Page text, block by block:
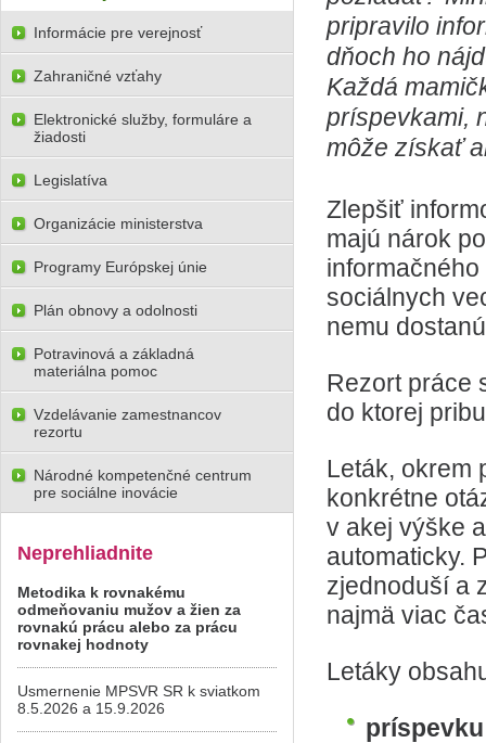
pripravilo
dňoch ho
Každá
príspevkami,
môže získať
Zlepšiť
majú nárok
sociálnych
nemu
Rezort práce
do ktorej
Leták, okrem
konkrétne
v akej výške
automaticky.
zjednoduší a
najmä viac
Letáky
Informácie pre verejnosť
Zahraničné vzťahy
Elektronické služby, formuláre a
žiadosti
Legislatíva
Organizácie ministerstva
Programy Európskej únie
Plán obnovy a odolnosti
Potravinová a základná
materiálna pomoc
Vzdelávanie zamestnancov
rezortu
Národné kompetenčné centrum
pre sociálne inovácie
Neprehliadnite
Metodika k rovnakému
odmeňovaniu mužov a žien za
rovnakú prácu alebo za prácu
rovnakej hodnoty
Usmernenie MPSVR SR k sviatkom
8.5.2026 a 15.9.2026